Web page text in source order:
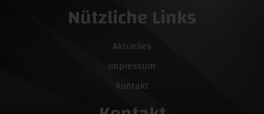
Nützliche Links
Aktuelles
Impressum
Kontakt